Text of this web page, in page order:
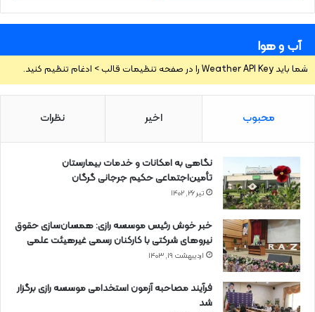
آب و هوا
شما باید Weather API Key را در صفحه تنظیمات قالب > ادغام تنظیم کنید.
محبوب اخیر نظرات
نگاهی به امکانات و خدمات بیمارستان
تأمین‌اجتماعی حکیم جرجانی گرگان
تیر ۲۶, ۱۴۰۲
خبر خوش رئیس موسسه رازی: همسان‌سازی حقوق
نیروهای شرکتی با کارکنان رسمی غیرهیئت علمی
اردیبهشت ۱۹, ۱۴۰۳
فرآیند مصاحبه آزمون استخدامی موسسه رازی برگزار
شد